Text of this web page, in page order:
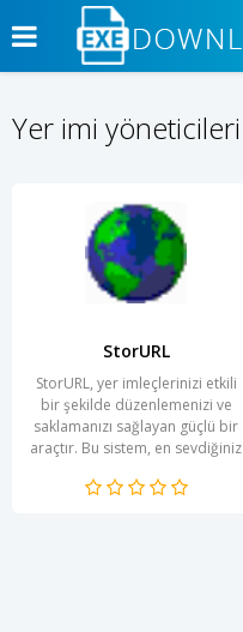
Yer imi yöneticileri
StorURL
StorURL, yer imleçlerinizi etkili
bir şekilde düzenlemenizi ve
saklamanızı sağlayan güçlü bir
araçtır. Bu sistem, en sevdiğiniz